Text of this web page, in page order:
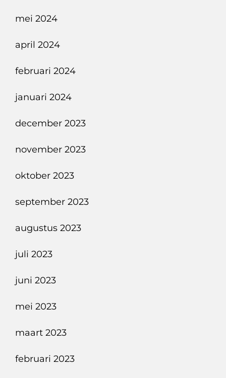
mei 2024
april 2024
februari 2024
januari 2024
december 2023
november 2023
oktober 2023
september 2023
augustus 2023
juli 2023
juni 2023
mei 2023
maart 2023
februari 2023